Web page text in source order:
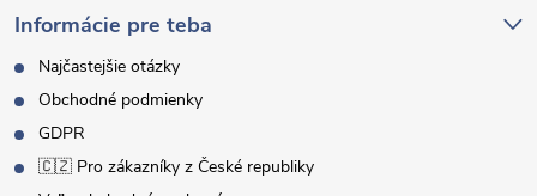
Informácie pre teba
Najčastejšie otázky
Obchodné podmienky
GDPR
🇨🇿 Pro zákazníky z České republiky